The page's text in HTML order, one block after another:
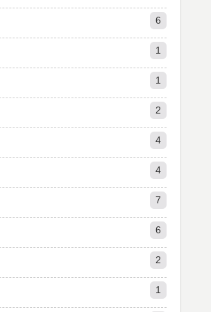
6
1
1
2
4
4
7
6
2
1